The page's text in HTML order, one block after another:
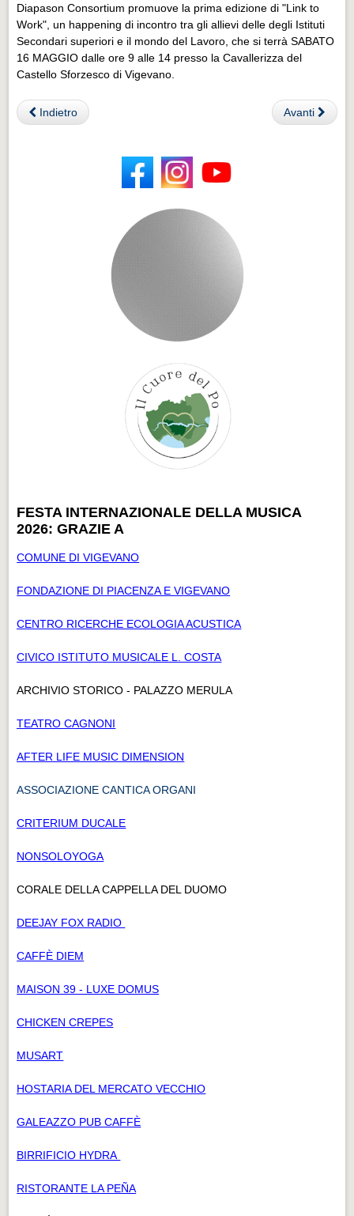
Diapason Consortium promuove la prima edizione di "Link to
Work", un happening di incontro tra gli allievi delle degli Istituti
Secondari superiori e il mondo del Lavoro, che si terrà SABATO
16 MAGGIO dalle ore 9 alle 14 presso la Cavallerizza del
Castello Sforzesco di Vigevano.
Indietro Avanti
FESTA INTERNAZIONALE DELLA MUSICA
2026: GRAZIE A
COMUNE DI VIGEVANO
FONDAZIONE DI PIACENZA E VIGEVANO
CENTRO RICERCHE ECOLOGIA ACUSTICA
CIVICO ISTITUTO MUSICALE L. COSTA
ARCHIVIO STORICO - PALAZZO MERULA
TEATRO CAGNONI
AFTER LIFE MUSIC DIMENSION
ASSOCIAZIONE CANTICA ORGANI
CRITERIUM DUCALE
NONSOLOYOGA
CORALE DELLA CAPPELLA DEL DUOMO
DEEJAY FOX RADIO
CAFFÈ DIEM
MAISON 39 - LUXE DOMUS
CHICKEN CREPES
MUSART
HOSTARIA DEL MERCATO VECCHIO
GALEAZZO PUB CAFFÈ
BIRRIFICIO HYDRA
RISTORANTE LA PEÑA